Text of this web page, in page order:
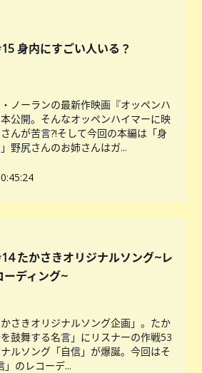
身内にすごい人いる？
ノーランの最新作映画『オッペンハ
公開。そんなオッペンハイマーに映
んが苦言?!そして今回の本編は「身
野尻さんのお姉さんはガ...
たかさきオリジナルソング~レ
ーディング~
さきオリジナルソング企画」。たか
鼓舞する名言」にリスナーの作戦53
ルソング「自信」が爆誕。今回はそ
のレコーデ...